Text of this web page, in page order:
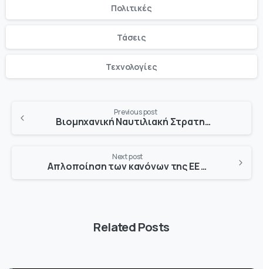
Πολιτικές
Τάσεις
Τεχνολογίες
Previous post
Βιομηχανική Ναυτιλιακή Στρατηγική για έναν βιώσιμο, ανταγωνιστικό και ανθεκτικό ναυτιλιακό τομέα στην ΕΕ
Next post
Απλοποίηση των κανόνων της ΕΕ για τη στήριξη της ανταγωνιστικότητας
Related Posts